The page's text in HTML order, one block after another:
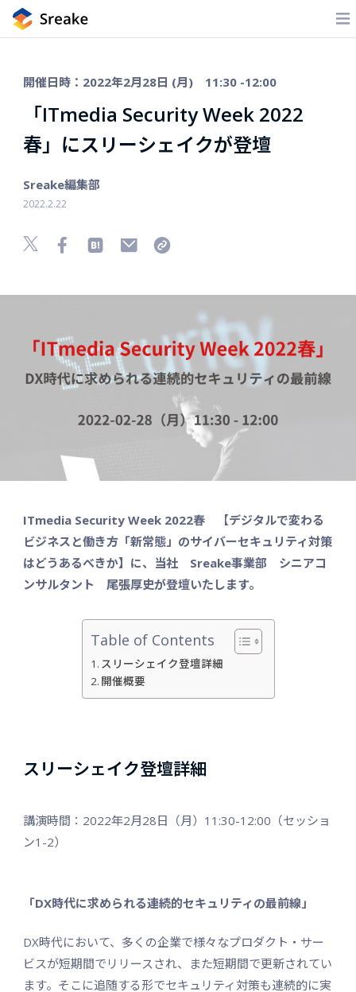
開催日時：2022年2月28日 (月) 11:30 -12:00
「ITmedia Security Week 2022
春」にスリーシェイクが登壇
Sreake編集部
2022.2.22
ITmedia Security Week 2022春【デジタルで変わる
ビジネスと働き方「新常態」のサイバーセキュリティ対策
はどうあるべきか】に、 当社 Sreake事業部 シニアコ
ンサルタント
尾張厚史が登壇いたします。
Table of Contents
スリーシェイク登壇詳細
開催概要
スリーシェイク登壇詳細
講演時間：2022年2月28日（月）11:30-12:00（セッショ
ン1-2）
「DX時代に求められる連続的セキュリティの最前線」
DX時代において、多くの企業で様々なプロダクト・サー
ビスが短期間でリリースされ、また短期間で更新されてい
ます。そこに追随する形でセキュリティ対策も連続的に実